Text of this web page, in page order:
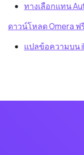
ทางเลือกแทน
ดาวน์โหลด Omera ฟ
แปลข้อความบน